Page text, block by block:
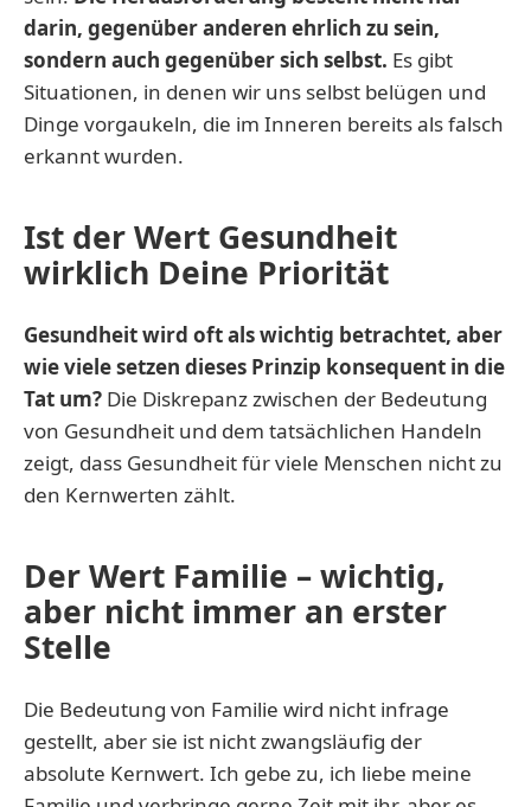
darin, gegenüber anderen ehrlich zu sein,
sondern auch gegenüber sich selbst. Es gibt
Situationen, in denen wir uns selbst belügen und
Dinge vorgaukeln, die im Inneren bereits als falsch
erkannt wurden.
Ist der Wert Gesundheit
wirklich Deine Priorität
Gesundheit wird oft als wichtig betrachtet, aber
wie viele setzen dieses Prinzip konsequent in die
Tat um? Die Diskrepanz zwischen der Bedeutung
von Gesundheit und dem tatsächlichen Handeln
zeigt, dass Gesundheit für viele Menschen nicht zu
den Kernwerten zählt.
Der Wert Familie – wichtig,
aber nicht immer an erster
Stelle
Die Bedeutung von Familie wird nicht infrage
gestellt, aber sie ist nicht zwangsläufig der
absolute Kernwert. Ich gebe zu, ich liebe meine